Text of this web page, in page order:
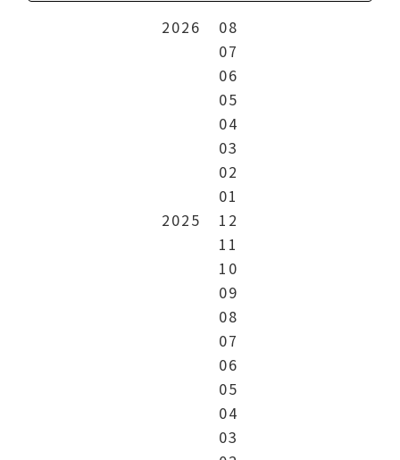
2026
08
07
06
05
04
03
02
01
2025
12
11
10
09
08
07
06
05
04
03